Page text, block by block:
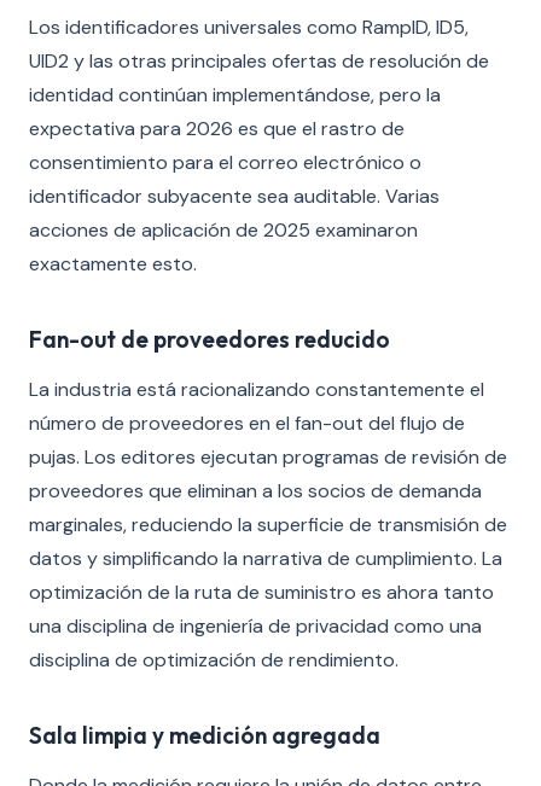
Los identificadores universales como RampID, ID5,
UID2 y las otras principales ofertas de resolución de
identidad continúan implementándose, pero la
expectativa para 2026 es que el rastro de
consentimiento para el correo electrónico o
identificador subyacente sea auditable. Varias
acciones de aplicación de 2025 examinaron
exactamente esto.
Fan-out de proveedores reducido
La industria está racionalizando constantemente el
número de proveedores en el fan-out del flujo de
pujas. Los editores ejecutan programas de revisión de
proveedores que eliminan a los socios de demanda
marginales, reduciendo la superficie de transmisión de
datos y simplificando la narrativa de cumplimiento. La
optimización de la ruta de suministro es ahora tanto
una disciplina de ingeniería de privacidad como una
disciplina de optimización de rendimiento.
Sala limpia y medición agregada